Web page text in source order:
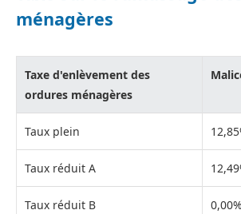
ménagères
Taxe d'enlèvement des
ordures ménagères
Taux plein
Taux réduit A
Taux réduit B 0,00%